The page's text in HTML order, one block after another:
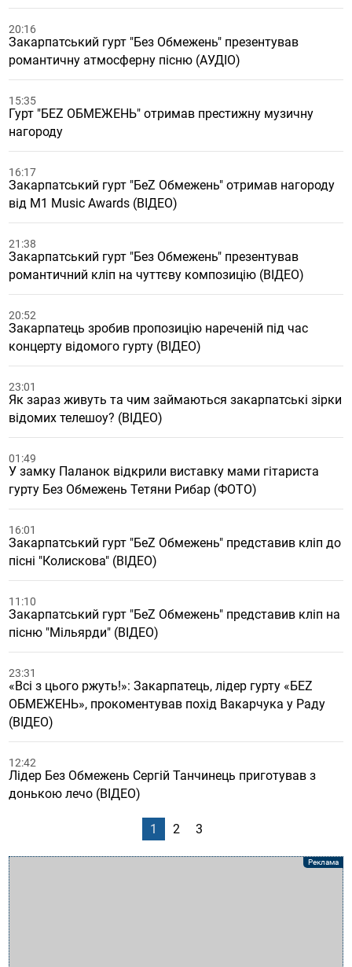
20:16
Закарпатський гурт "Без Обмежень" презентував
романтичну атмосферну пісню (АУДІО)
15:35
Гурт "БЕZ ОБМЕЖЕНЬ" отримав престижну музичну
нагороду
16:17
Закарпатський гурт "БеZ Обмежень" отримав нагороду
від M1 Music Awards (ВІДЕО)
21:38
Закарпатський гурт "Без Обмежень" презентував
романтичний кліп на чуттєву композицію (ВІДЕО)
20:52
Закарпатець зробив пропозицію нареченій під час
концерту відомого гурту (ВІДЕО)
23:01
Як зараз живуть та чим займаються закарпатські зірки
відомих телешоу? (ВІДЕО)
01:49
У замку Паланок відкрили виставку мами гітариста
гурту Без Обмежень Тетяни Рибар (ФОТО)
16:01
Закарпатський гурт "БеZ Обмежень" представив кліп до
пісні "Колискова" (ВІДЕО)
11:10
Закарпатський гурт "БеZ Обмежень" представив кліп на
пісню "Мільярди" (ВІДЕО)
23:31
«Всі з цього ржуть!»: Закарпатець, лідер гурту «БЕZ
ОБМЕЖЕНЬ», прокоментував похід Вакарчука у Раду
(ВІДЕО)
12:42
Лідер Без Обмежень Сергій Танчинець приготував з
донькою лечо (ВІДЕО)
1 2 3